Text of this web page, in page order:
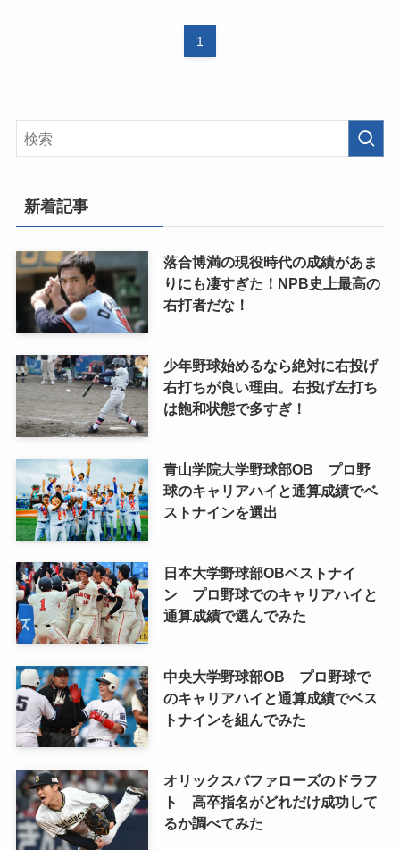
1
新着記事
落合博満の現役時代の成績があま
りにも凄すぎた！NPB史上最高の
右打者だな！
少年野球始めるなら絶対に右投げ
右打ちが良い理由。右投げ左打ち
は飽和状態で多すぎ！
青山学院大学野球部OB プロ野
球のキャリアハイと通算成績でベ
ストナインを選出
日本大学野球部OBベストナイ
ン プロ野球でのキャリアハイと
通算成績で選んでみた
中央大学野球部OB プロ野球で
のキャリアハイと通算成績でベス
トナインを組んでみた
オリックスバファローズのドラフ
ト 高卒指名がどれだけ成功して
るか調べてみた